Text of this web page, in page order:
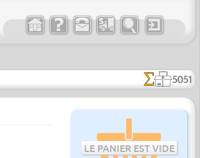
5051
LE PANIER EST VIDE